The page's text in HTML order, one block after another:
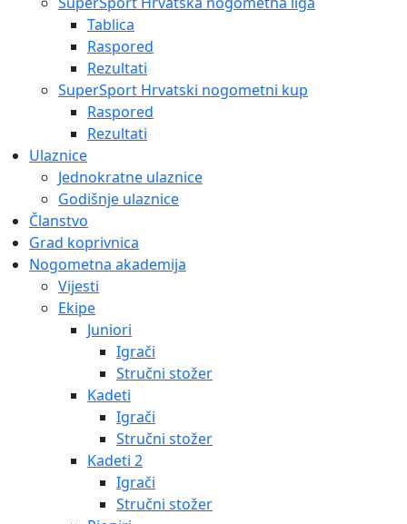
Tablica
Raspored
Rezultati
SuperSport Hrvatski nogometni kup
Raspored
Rezultati
Ulaznice
Jednokratne ulaznice
Godišnje ulaznice
Članstvo
Grad koprivnica
Nogometna akademija
Vijesti
Ekipe
Juniori
Igrači
Stručni stožer
Kadeti
Igrači
Stručni stožer
Kadeti 2
Igrači
Stručni stožer